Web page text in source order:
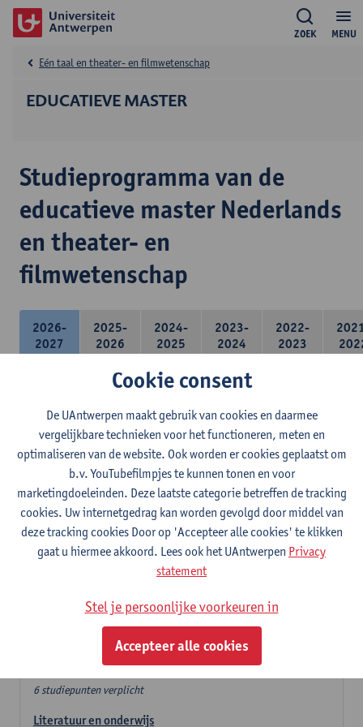
MENU
ZOEK
EDUCATIEVE MASTER
Eén taal en theater- en filmwetenschap
Studieprogramma van de
educatieve master Nederlands
en theater- en
filmwetenschap
2026-
2027
2025-
2026
2024-
2025
2023-
2024
2022-
2023
- Optie A : je kiest twee vakdidactieken
- Optie B: je kiest één vakdidactiek en een profilering
In de domeincomponent neem je 60 studiepunten op:
- 1 verplicht algemeen opleidingsonderdeel van 6 studiepunten,
- 24 of 30 studiepunten Nederlands en telkens minimum 6
studiepunten per deeldomein,
- 24 of 30 studiepunten theater- en filmwetenschap.
Verplicht algemeen opleidingsonderdeel
Deze 6 verplichte studiepunten tellen mee in de
domeincomponent van een van de gekozen talen.
Verplicht algemeen opleidingsonderdeel
6 studiepunten verplicht
Literatuur en onderwijs
Cookie consent
De UAntwerpen maakt gebruik van cookies en daarmee
vergelijkbare technieken voor het functioneren, meten en
optimaliseren van de website. Ook worden er cookies geplaatst om
b.v. YouTubefilmpjes te kunnen tonen en voor
marketingdoeleinden. Deze laatste categorie betreffen de tracking
cookies. Uw internetgedrag kan worden gevolgd door middel van
deze tracking cookies Door op 'Accepteer alle cookies' te klikken
gaat u hiermee akkoord. Lees ook het UAntwerpen Privacy
statement
Stel je persoonlijke voorkeuren in
Accepteer alle cookies